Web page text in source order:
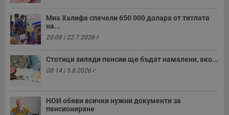
Миа Халифа спечели 650 000 долара от титлата
на...
20:08 | 22.7.2026 г.
Стотици хиляди пенсии ще бъдат намалени, ако...
08:14 | 5.8.2026 г.
НОИ обяви всички нужни документи за
пенсиониране